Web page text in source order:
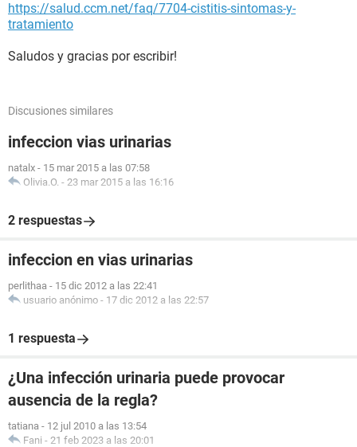
https://salud.ccm.net/faq/7704-cistitis-sintomas-y-
tratamiento
Saludos y gracias por escribir!
Discusiones similares
infeccion vias urinarias
natalx - 15 mar 2015 a las 07:58
Olivia.O. - 23 mar 2015 a las 16:16
2 respuestas
infeccion en vias urinarias
perlithaa - 15 dic 2012 a las 22:41
usuario anónimo - 17 dic 2012 a las 22:57
1 respuesta
¿Una infección urinaria puede provocar
ausencia de la regla?
tatiana - 12 jul 2010 a las 13:54
Fani - 21 feb 2023 a las 20:01